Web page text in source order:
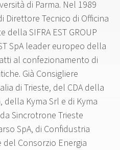
di Parma. Nel 1989
Tecnico di Officina
della SIFRA EST GROUP
SpA leader europeo della
al confezionamento di
Già Consigliere
di Trieste, del CDA della
Kyma Srl e di Kyma
Sincrotrone Trieste
SpA, di Confidustria
Consorzio Energia